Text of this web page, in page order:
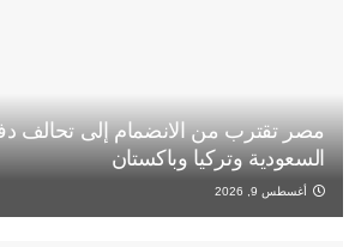
مصر تقترب من الانضمام إلى تحالف
السعودية وتركيا وباكستان
أغسطس 9, 2026